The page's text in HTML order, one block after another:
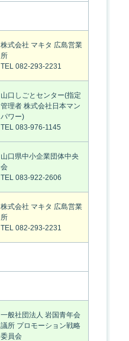
株式会社 マキタ 広島営業
所
TEL 082-293-2231
山口しごとセンター(指定
管理者 株式会社日本マン
パワー)
TEL 083-976-1145
山口県中小企業団体中央
会
TEL 083-922-2606
株式会社 マキタ 広島営業
所
TEL 082-293-2231
一般社団法人 岩国青年会
議所 プロモーション戦略
委員会